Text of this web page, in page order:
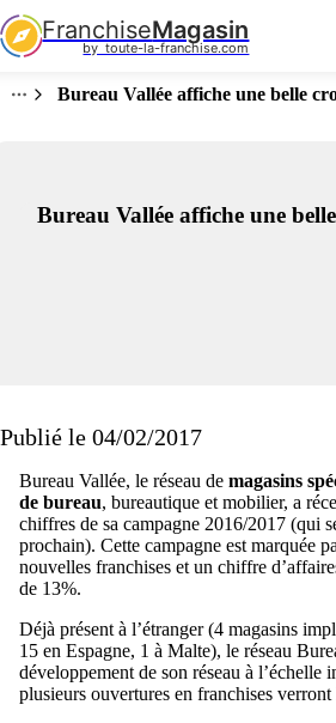
FranchiseMagasin
by  toute-la-franchise.com
Bureau Vallée affiche une belle
Bureau Vallée affiche une
Publié le 04/02/2017
Bureau Vallée, le réseau de magasins
de bureau, bureautique et mobilier, a
chiffres de sa campagne 2016/2017 (qui
prochain). Cette campagne est marquée
nouvelles franchises et un chiffre
de 13%.
Déjà présent à l’étranger (4 magasins
15 en Espagne, 1 à Malte), le réseau
développement de son réseau à l’échelle
plusieurs ouvertures en franchises